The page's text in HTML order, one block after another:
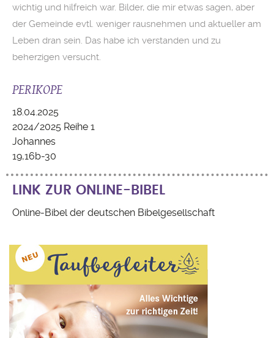
wichtig und hilfreich war. Bilder, die mir etwas sagen, aber
der Gemeinde evtl. weniger rausnehmen und aktueller am
Leben dran sein. Das habe ich verstanden und zu
beherzigen versucht.
PERIKOPE
18.04.2025
2024/2025 Reihe 1
Johannes
19,16b-30
LINK ZUR ONLINE-BIBEL
Online-Bibel der deutschen Bibelgesellschaft